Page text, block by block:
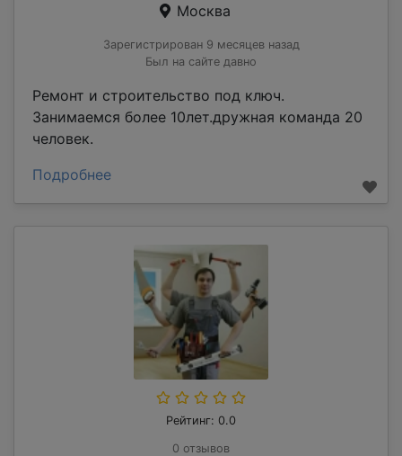
Москва
Зарегистрирован 9 месяцев назад
Был на сайте давно
Ремонт и строительство под ключ.
Занимаемся более 10лет.дружная команда 20
человек.
Подробнее
Рейтинг: 0.0
0 отзывов